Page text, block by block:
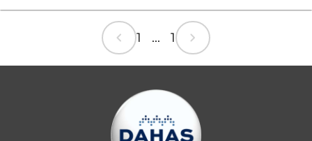
chevron_left 1 ... 1 chevron_right